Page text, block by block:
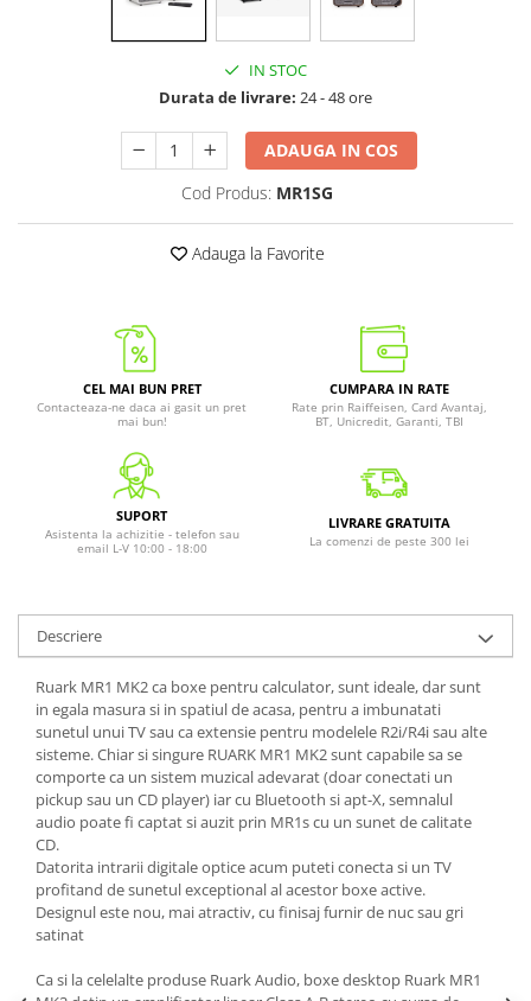
IN STOC
Durata de livrare: 24 - 48 ore
ADAUGA IN COS
Cod Produs: MR1SG
Adauga la Favorite
CEL MAI BUN PRET
Contacteaza-ne daca ai gasit un pret
mai bun!
CUMPARA IN RATE
Rate prin Raiffeisen, Card Avantaj,
BT, Unicredit, Garanti, TBI
SUPORT
Asistenta la achizitie - telefon sau
email L-V 10:00 - 18:00
LIVRARE GRATUITA
La comenzi de peste 300 lei
Descriere
Ruark MR1 MK2 ca boxe pentru calculator, sunt ideale, dar sunt
in egala masura si in spatiul de acasa, pentru a imbunatati
sunetul unui TV sau ca extensie pentru modelele R2i/R4i sau alte
sisteme. Chiar si singure RUARK MR1 MK2 sunt capabile sa se
comporte ca un sistem muzical adevarat (doar conectati un
pickup sau un CD player) iar cu Bluetooth si apt-X, semnalul
audio poate fi captat si auzit prin MR1s cu un sunet de calitate
CD.
Datorita intrarii digitale optice acum puteti conecta si un TV
profitand de sunetul exceptional al acestor boxe active.
Designul este nou, mai atractiv, cu finisaj furnir de nuc sau gri
satinat
Ca si la celelalte produse Ruark Audio, boxe desktop Ruark MR1